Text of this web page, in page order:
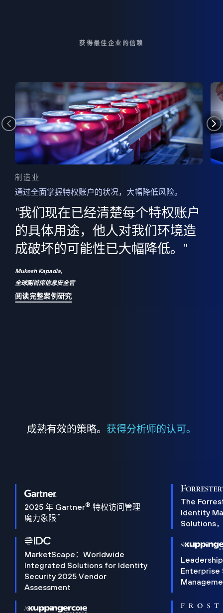
获得最佳企业的信赖
制造业
通过全面掌握特权账户的状况，大幅降低风险。
"我们现在已经清楚每个特权账户
的具体用途，他人对我们环境造
成破坏的可能性已大幅降低。"
Mukesh Kapadia,
全球副首席信息安全官
阅读完整案例研究
成熟有效的策略。 获得分析师的认可。
2025 年 Gartner® 特权访问管理
魔力象限™
The
Identity
Solutions
MarketScape：Worldwide
Integrated Solutions for Identity
Security 2025 Vendor
Assessment
Enterprise